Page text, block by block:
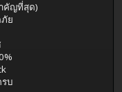
คัญที่สุด)
ย
บ